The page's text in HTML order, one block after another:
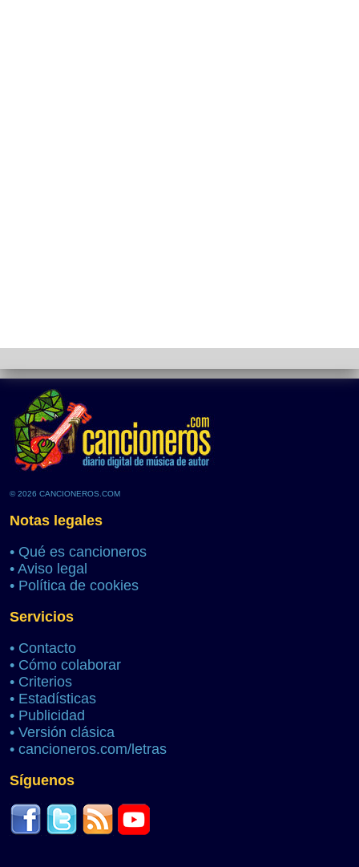
© 2026 CANCIONEROS.COM
Notas legales
• Qué es cancioneros
• Aviso legal
• Política de cookies
Servicios
• Contacto
• Cómo colaborar
• Criterios
• Estadísticas
• Publicidad
• Versión clásica
• cancioneros.com/letras
Síguenos